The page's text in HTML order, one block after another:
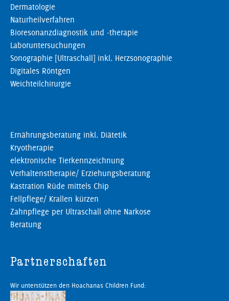
Dermatologie
Naturheilverfahren
Bioresonanzdiagnostik und -therapie
Laboruntersuchungen
Sonographie [Ultraschall] inkl. Herzsonographie
Digitales Röntgen
Weichteilchirurgie
Ernährungsberatung inkl. Diätetik
Kryotherapie
elektronische Tierkennzeichnung
Verhaltenstherapie/ Erziehungsberatung
Kastration Rüde mittels Chip
Fellpflege/ Krallen kürzen
Zahnpflege per Ultraschall ohne Narkose
Beratung
Partnerschaften
Wir unterstützen den Hoachanas Children Fund: